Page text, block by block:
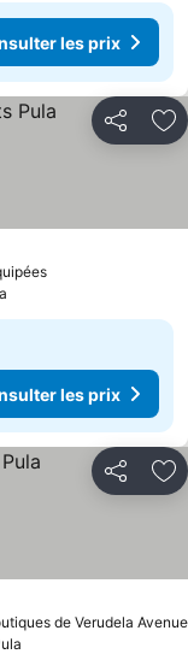
les prix
Partager
les prix
Partager
de Verudela Avenue